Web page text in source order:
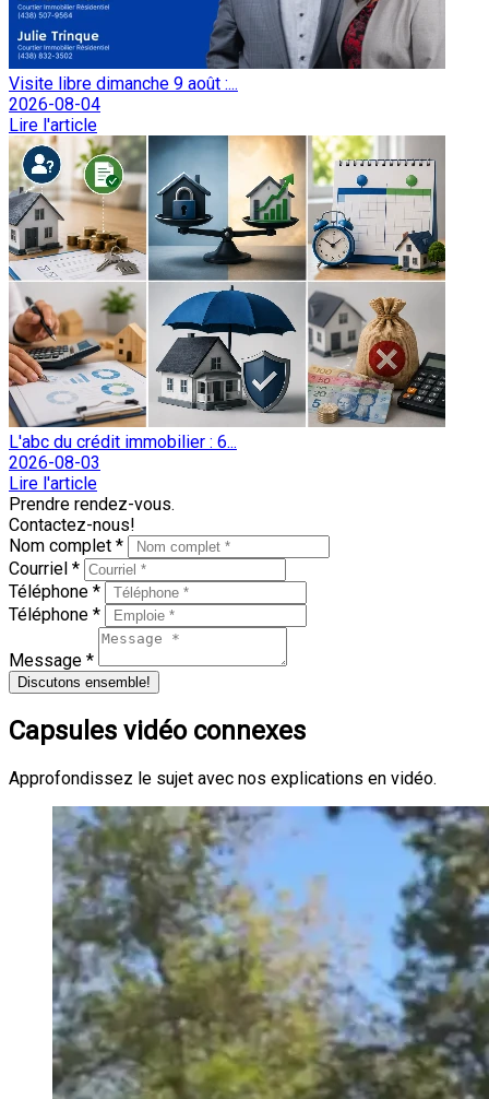
Visite libre dimanche 9 août :...
2026-08-04
Lire l'article
L'abc du crédit immobilier : 6...
2026-08-03
Lire l'article
Prendre rendez-vous.
Contactez-nous!
Nom complet *
Courriel *
Téléphone *
Téléphone *
Message *
Discutons ensemble!
Capsules vidéo connexes
Approfondissez le sujet avec nos explications en vidéo.